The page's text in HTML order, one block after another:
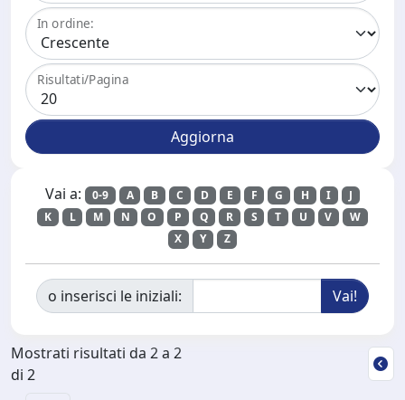
In ordine:
Risultati/Pagina
Vai a: 0-9 A B C D E F G H I
J
K
L M N O P Q R S T U V
W
X
Y Z
o inserisci le iniziali:
Mostrati risultati da 2 a 2
di 2